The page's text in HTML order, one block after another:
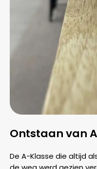
Ontstaan van
De A-Klasse die altijd